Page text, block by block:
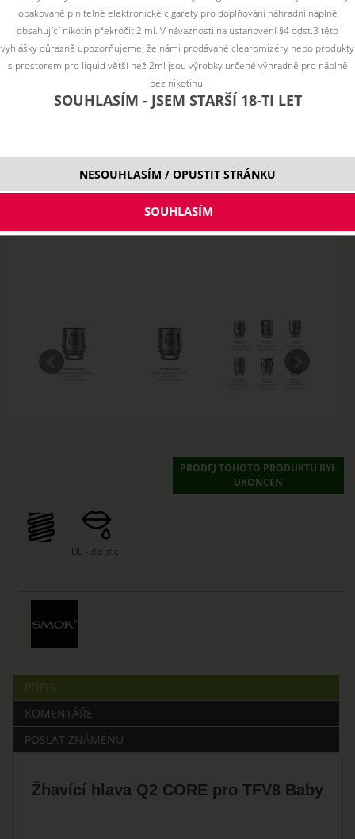
PRODEJ TOHOTO PRODUKTU BYL
UKONCEN
DL - do plic
POPIS
KOMENTÁŘE
POSLAT ZNÁMÉNU
Žhavící hlava Q2 CORE pro TFV8 Baby
opakovaně plnitelné elektronické cigarety pro doplňování náhradní náplně
obsahující nikotin překročit 2 ml. V návaznosti na ustanovení §4 odst.3 této
vyhlášky důrazně upozorňujeme, že námi prodávané clearomizéry nebo produkty
s prostorem pro liquid větší než 2ml jsou výrobky určené výhradně pro náplně
bez nikotinu!
SOUHLASÍM - JSEM STARŠÍ 18-TI LET
NESOUHLASÍM / OPUSTIT STRÁNKU